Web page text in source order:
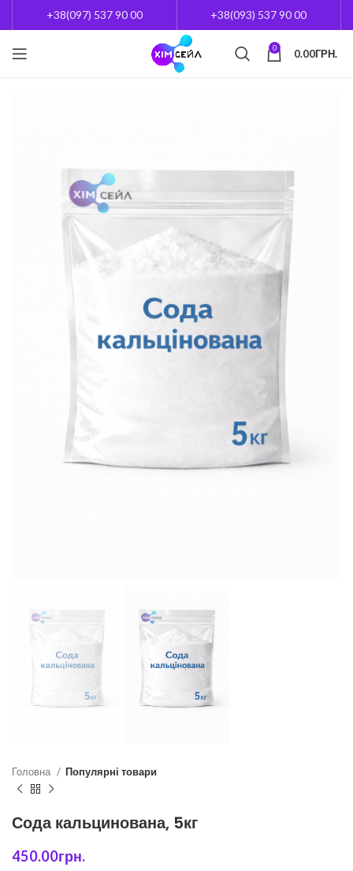
+38(097) 537 90 00 +38(093) 537 90 00
0 0.00ГРН.
Головна Популярні товари
Сода кальцинована, 5кг
450.00грн.